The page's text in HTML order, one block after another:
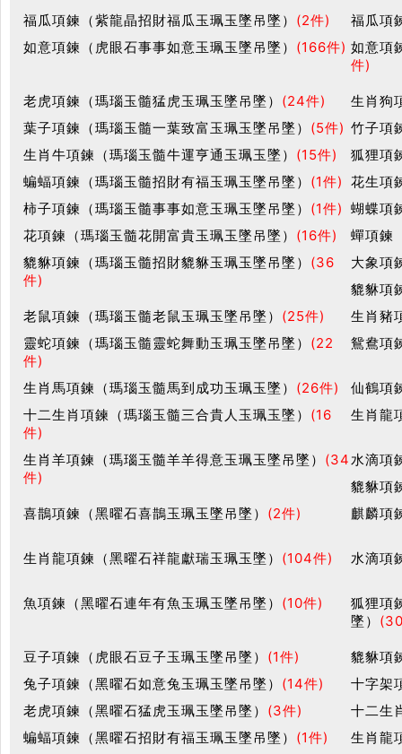
福瓜項鍊（紫龍晶招財福瓜玉珮玉墜吊墜） (2件)
福瓜項
如意項鍊（虎眼石事事如意玉珮玉墜吊墜） (166件) 如意項
件)
老虎項鍊（瑪瑙玉髓猛虎玉珮玉墜吊墜） (24件)
生肖狗
葉子項鍊（瑪瑙玉髓一葉致富玉珮玉墜吊墜） (5件) 竹子項
生肖牛項鍊（瑪瑙玉髓牛運亨通玉珮玉墜） (15件)
狐狸項
蝙蝠項鍊（瑪瑙玉髓招財有福玉珮玉墜吊墜） (1件) 花生項
柿子項鍊（瑪瑙玉髓事事如意玉珮玉墜吊墜） (1件) 蝴蝶項
花項鍊（瑪瑙玉髓花開富貴玉珮玉墜吊墜） (16件)
蟬項鍊
貔貅項鍊（瑪瑙玉髓招財貔貅玉珮玉墜吊墜） (36
件)
大象項
貔貅項
老鼠項鍊（瑪瑙玉髓老鼠玉珮玉墜吊墜） (25件)
生肖豬
靈蛇項鍊（瑪瑙玉髓靈蛇舞動玉珮玉墜吊墜） (22
件)
鴛鴦項
生肖馬項鍊（瑪瑙玉髓馬到成功玉珮玉墜） (26件)
仙鶴項
十二生肖項鍊（瑪瑙玉髓三合貴人玉珮玉墜） (16
件)
生肖龍
生肖羊項鍊（瑪瑙玉髓羊羊得意玉珮玉墜吊墜） (34
件)
水滴項
貔貅項
喜鵲項鍊（黑曜石喜鵲玉珮玉墜吊墜） (2件) 麒麟項
生肖龍項鍊（黑曜石祥龍獻瑞玉珮玉墜） (104件) 水滴項
魚項鍊（黑曜石連年有魚玉珮玉墜吊墜） (10件)
狐狸項
墜）
豆子項鍊（虎眼石豆子玉珮玉墜吊墜） (1件)
貔貅項
兔子項鍊（黑曜石如意兔玉珮玉墜吊墜） (14件)
十字架
老虎項鍊（黑曜石猛虎玉珮玉墜吊墜） (3件)
十二生
蝙蝠項鍊（黑曜石招財有福玉珮玉墜吊墜） (1件)
生肖龍